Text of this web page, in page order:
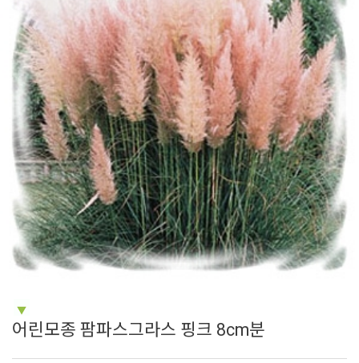
5 어린모종 국화
6 백합
7 페츄니아
8 에키네시아
9 백일홍
10 접시꽃
어린모종 팜파스그라스 핑크 8cm분